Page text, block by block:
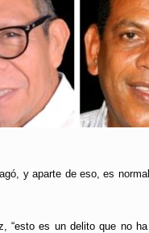
y aparte de eso, es
“esto es un delito que no